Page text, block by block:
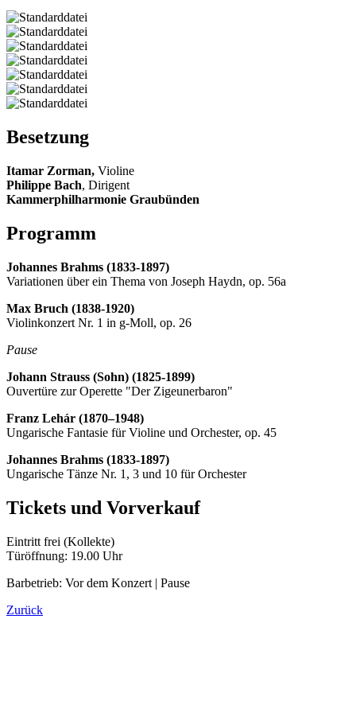
Besetzung
Itamar Zorman, Violine
Philippe Bach, Dirigent
Kammerphilharmonie Graubünden
Programm
Johannes Brahms (1833-1897)
Variationen über ein Thema von Joseph Haydn, op. 56a
Max Bruch (1838-1920)
Violinkonzert Nr. 1 in g-Moll, op. 26
Pause
Johann Strauss (Sohn) (1825-1899)
Ouvertüre zur Operette "Der Zigeunerbaron"
Franz Lehár (1870–1948)
Ungarische Fantasie für Violine und Orchester, op. 45
Johannes Brahms (1833-1897)
Ungarische Tänze Nr. 1, 3 und 10 für Orchester
Tickets und Vorverkauf
Eintritt frei (Kollekte)
Türöffnung: 19.00 Uhr
Barbetrieb: Vor dem Konzert | Pause
Zurück